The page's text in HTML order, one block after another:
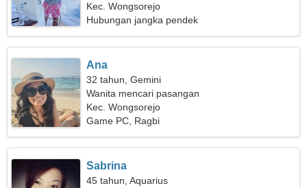
membutuhkan wanita yang seksi
Kec. Wongsorejo
Hubungan jangka pendek
Ana
32 tahun, Gemini
Wanita mencari pasangan
Kec. Wongsorejo
Game PC, Ragbi
Sabrina
45 tahun, Aquarius